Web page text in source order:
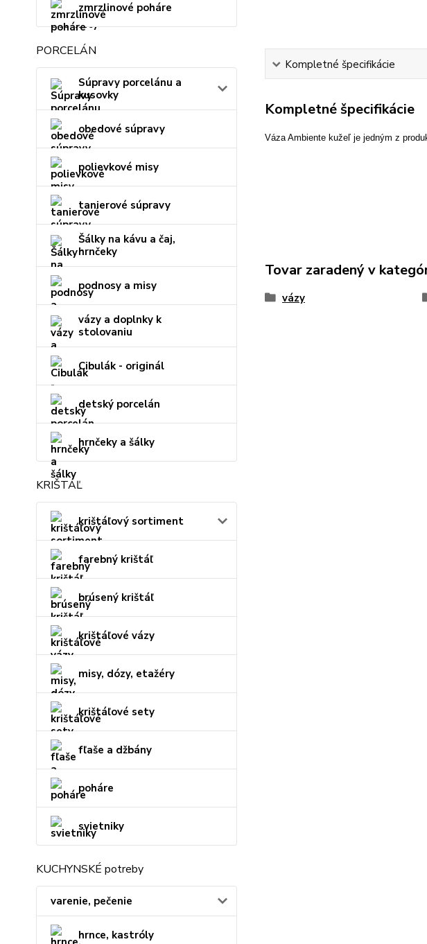
zmrzlinové poháre
PORCELÁN
Súpravy porcelánu a
kusovky
obedové súpravy
polievkové misy
tanierové súpravy
Šálky na kávu a čaj,
hrnčeky
podnosy a misy
vázy a doplnky k
stolovaniu
Cibulák - originál
detský porcelán
hrnčeky a šálky
KRIŠTÁĽ
krištáľový sortiment
farebný krištáľ
brúsený krištáľ
krištáľové vázy
misy, dózy, etažéry
krištáľové sety
fľaše a džbány
poháre
svietniky
KUCHYNSKÉ potreby
varenie, pečenie
hrnce, kastróly
Kompletné špecifikácie
Kompletné špecifikácie
Váza Ambiente kužeľ je jedným z
Tovar zaradený v
vázy